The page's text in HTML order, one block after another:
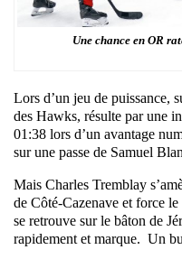
Une chance en OR
Lors d’un jeu de puissance,
des Hawks, résulte par une
01:38 lors d’un avantage
sur une passe de Samuel
Mais Charles Tremblay
de Côté-Cazenave et force
se retrouve sur le bâton de
rapidement et marque. Un